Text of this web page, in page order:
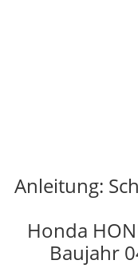
Anleitung:
Honda
Baujahr